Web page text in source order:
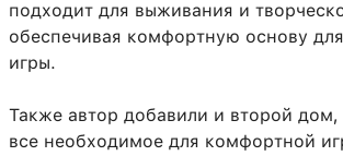
подходит для выживания и
обеспечивая комфортную основу
игры.
Также автор добавили и второй дом,
все необходимое для комфортной